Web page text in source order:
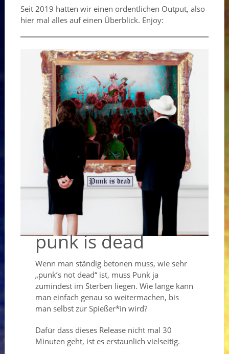
Seit 2019 hatten wir einen ordentlichen Output, also
hier mal alles auf einen Überblick. Enjoy:
punk is dead
Wenn man ständig betonen muss, wie sehr
„punk’s not dead“ ist, muss Punk ja
zumindest im Sterben liegen. Wie lange kann
man einfach genau so weitermachen, bis
man selbst zur Spießer*in wird?
Dafür dass dieses Release nicht mal 30
Minuten geht, ist es erstaunlich vielseitig.